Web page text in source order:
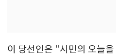
이 당선인은 "시민의 오늘